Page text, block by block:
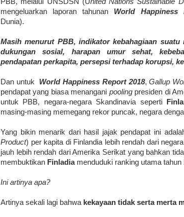
mengeluarkan laporan tahunan World Happiness
Dunia).
Masih menurut PBB, indikator kebahagiaan
dukungan sosial, harapan umur sehat,
pendapatan perkapita, persepsi terhadap korupsi,
Dan untuk World Happiness Report 2018,Gallup
pendapat yang biasa menangani poolingpresiden di
untuk PBB, negara-negara Skandinavia seperti
masing-masing memegang rekor puncak, negara
Yang bikin menarik dari hasil jajak pendapat ini
Product) per kapita di Finlandia lebih rendah dari
jauh lebih rendah dari Amerika Serikat yang bahkan
membuktikan Finladiamenduduki ranking utama tahun
Ini artinya apa?
Artinya sekali lagi bahwa kekayaan tidak serta merta